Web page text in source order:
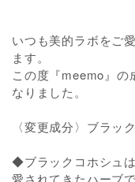
いつも美的ラボをご
ます。
この度『meemo』の
なりました。
〈変更成分〉ブラッ
◆ブラックコホシュ
愛されてきたハーブ